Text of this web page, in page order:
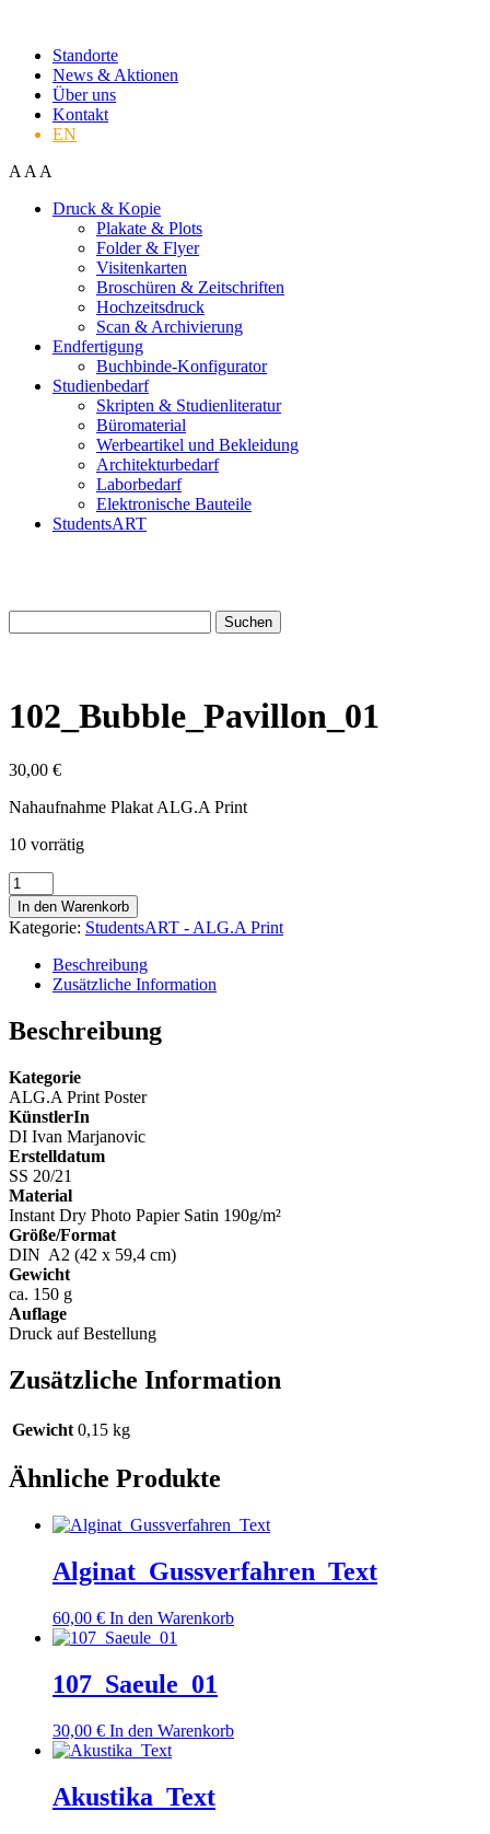
Standorte
News & Aktionen
Über uns
Kontakt
EN
A A A
Druck & Kopie
Plakate & Plots
Folder & Flyer
Visitenkarten
Broschüren & Zeitschriften
Hochzeitsdruck
Scan & Archivierung
Endfertigung
Buchbinde-Konfigurator
Studienbedarf
Skripten & Studienliteratur
Büromaterial
Werbeartikel und Bekleidung
Architekturbedarf
Laborbedarf
Elektronische Bauteile
StudentsART
nach:
102_Bubble_Pavillon_01
30,00 €
Nahaufnahme Plakat ALG.A Print
10 vorrätig
102_Bubble_Pavillon_01
Menge
In den Warenkorb
Kategorie: StudentsART - ALG.A Print
Beschreibung
Zusätzliche Information
Beschreibung
Kategorie
ALG.A Print Poster
KünstlerIn
DI Ivan Marjanovic
Erstelldatum
SS 20/21
Material
Instant Dry Photo Papier Satin 190g/m²
Größe/Format
DIN A2 (42 x 59,4 cm)
Gewicht
ca. 150 g
Auflage
Druck auf Bestellung
Zusätzliche Information
Gewicht 0,15 kg
Ähnliche Produkte
Alginat_Gussverfahren_Text
60,00 € In den Warenkorb
107_Saeule_01
30,00 € In den Warenkorb
Akustika_Text